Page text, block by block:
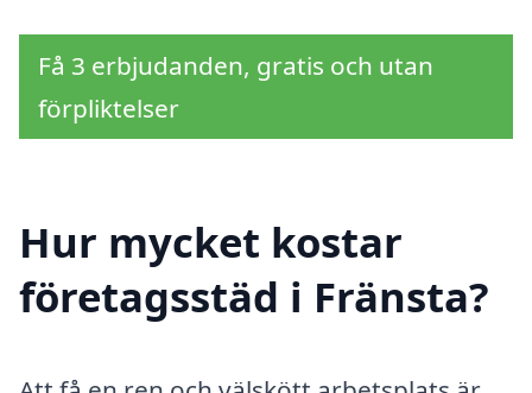
Få 3 erbjudanden, gratis och utan
förpliktelser
Hur mycket kostar
företagsstäd i Fränsta?